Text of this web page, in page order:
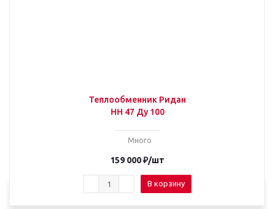
Теплообменник Ридан
НН 47 Ду 100
Много
159 000₽/шт
В корзину